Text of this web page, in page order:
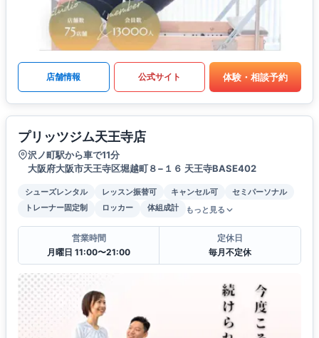
店舗情報 公式サイト 体験・相談予約
プリッツジム天王寺店
沢ノ町駅から車で11分
大阪府大阪市天王寺区堀越町８−１６ 天王寺BASE402
シューズレンタル レッスン振替可 キャンセル可
セミパーソナル
トレーナー固定制
ロッカー 体組成計 もっと見る
営業時間
月曜日 11:00〜21:00
定休日
毎月不定休